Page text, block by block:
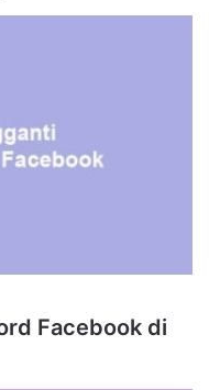
Facebook di